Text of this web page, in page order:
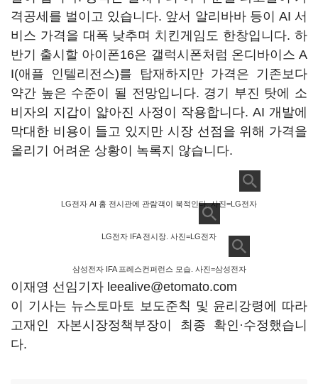
격공세를 벌이고 있습니다. 앞서 알리바바 등이 AI 서
비스 가격을 대폭 낮추며 치킨게임도 한창입니다. 하
반기 출시할 아이폰16은 갤럭시폰처럼 온디바이스 A
I(애플 인텔리전스)를 탑재하지만 가격은 기존보다
약간 높은 수준이 될 전망입니다. 경기 부진 탓에 소
비자의 지갑이 얇아진 사정이 작용합니다. AI 개발에
막대한 비용이 들고 있지만 시장 선점을 위해 가격을
올리기 어려운 상황이 녹록지 않습니다.
LG전자 AI 홈 전시관에 관람객이 북적인다. 사진=LG전자
LG전자 IFA 전시장. 사진=LG전자
삼성전자 IFA 프레스컨퍼런스 모습. 사진=삼성전자
이재영 선임기자 leealive@etomato.com
이 기사는 뉴스토마토 보도준칙 및 윤리강령에 따라
고재인 자본시장정책부장이 최종 확인·수정했습니
다.